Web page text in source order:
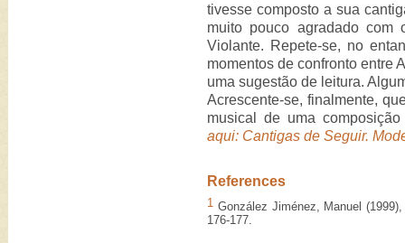
tivesse composto a sua
muito pouco agradado com
Violante. Repete-se, no
momentos de confronto entre
uma sugestão de leitura.
Acrescente-se, finalmente,
musical de uma
aqui: Cantigas de Seguir.
References
1 González Jiménez, Manuel
176-177.